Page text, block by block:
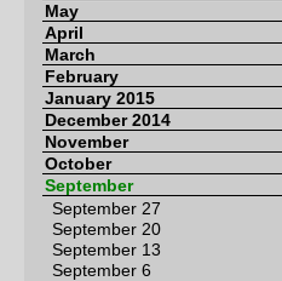
May
April
March
February
January 2015
December 2014
November
October
September
September 27
September 20
September 13
September 6